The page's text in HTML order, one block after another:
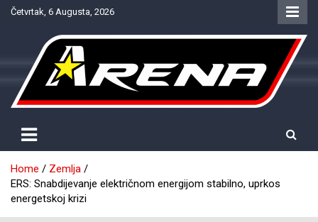
SkipČetvrtak, 6 Augusta, 2026
NTV Arena
Home
Zemlja
ERS: Snabdijevanje električnom energijom stabilno, uprkos
energetskoj krizi